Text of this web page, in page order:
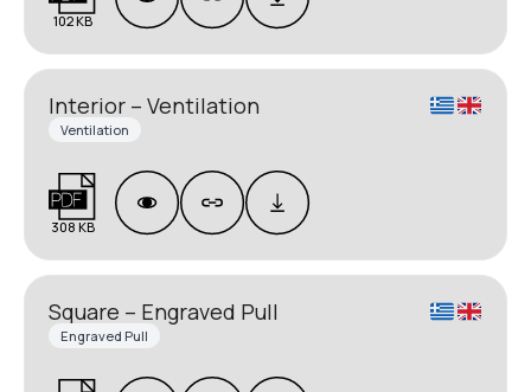
102 KB
Interior – Ventilation
Ventilation
308 KB
Square – Engraved Pull
Engraved Pull